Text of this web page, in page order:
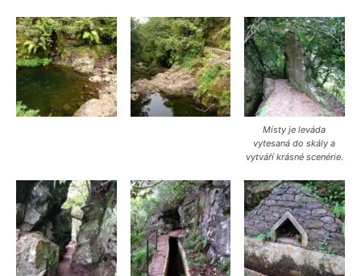
Místy je leváda
vytesaná do skály a
vytváří krásné scenérie.